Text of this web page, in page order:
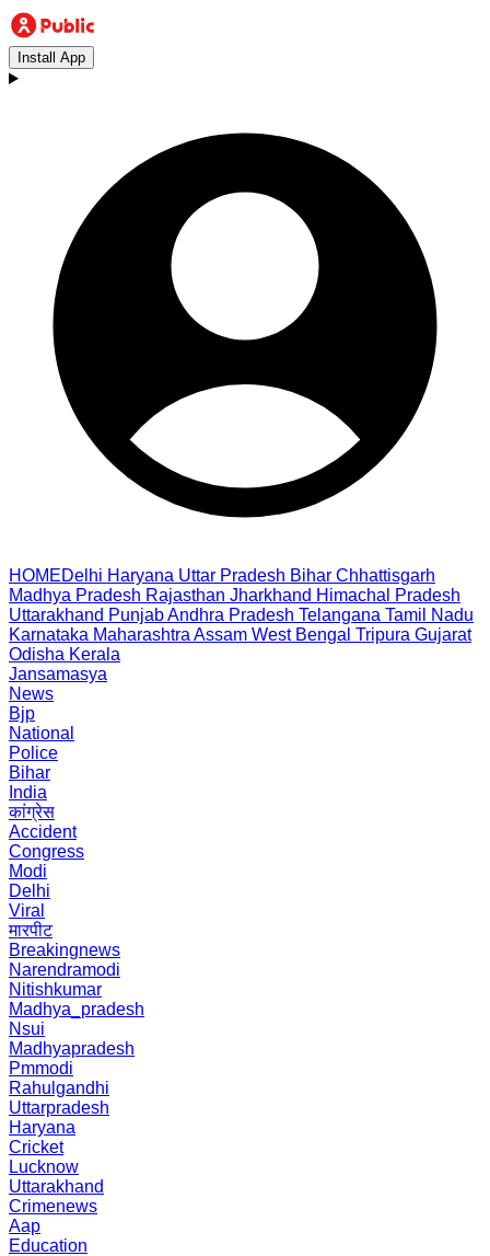
Install App
HOMEDelhi Haryana Uttar Pradesh Bihar Chhattisgarh
Madhya Pradesh Rajasthan Jharkhand Himachal Pradesh
Uttarakhand PunjabAndhra Pradesh Telangana Tamil Nadu
Karnataka Maharashtra Assam West Bengal Tripura Gujarat
Odisha Kerala
Jansamasya
News
Bjp
National
Police
Bihar
India
कांग्रेस
Accident
Congress
Modi
Delhi
Viral
मारपीट
Breakingnews
Narendramodi
Nitishkumar
Madhya_pradesh
Nsui
Madhyapradesh
Pmmodi
Rahulgandhi
Uttarpradesh
Haryana
Cricket
Lucknow
Uttarakhand
Crimenews
Aap
Education